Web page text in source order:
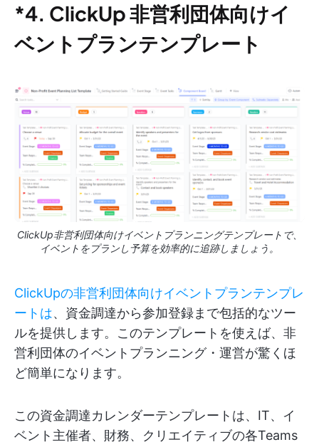
*4. ClickUp 非営利団体向けイ
ベントプランテンプレート
ClickUp非営利団体向けイベントプランニングテンプレートで、
イベントをプランし予算を効率的に追跡しましょう。
ClickUpの非営利団体向けイベントプランテンプレ
ートは、資金調達から参加登録まで包括的なツー
ルを提供します。このテンプレートを使えば、非
営利団体のイベントプランニング・運営が驚くほ
ど簡単になります。
この資金調達カレンダーテンプレートは、IT、イ
ベント主催者、財務、クリエイティブの各Teams